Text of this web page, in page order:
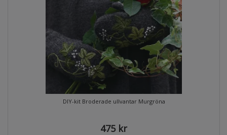
DIY-kit Broderade ullvantar Murgröna
475 kr